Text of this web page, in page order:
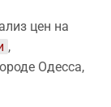
цен на
,
Одесса,